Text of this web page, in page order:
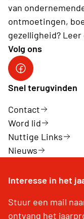
van
ontmoetingen,
gezelligheid? Leer
Volg ons
Facebook Neos
Snel terugvinden
Contact
Word lid
Nuttige Links
Nieuws
Interesse in het
Stuur een mail
ontvang het